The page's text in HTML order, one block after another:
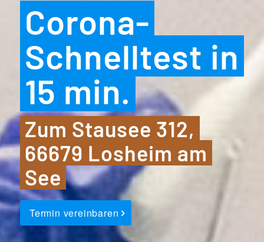
Corona-
Schnelltest in
15 min.
Zum Stausee 312,
66679 Losheim am
See
Termin vereinbaren